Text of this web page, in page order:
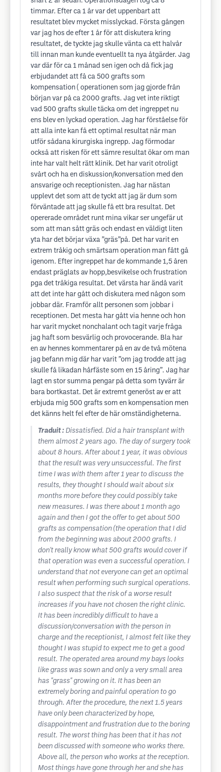
timmar. Efter ca 1 år var det uppenbart att
resultatet blev mycket misslyckad. Första gången
var jag hos de efter 1 år för att diskutera kring
resultatet, de tyckte jag skulle vänta ca ett halvår
till innan man kunde eventuellt ta nya åtgärder. Jag
var där för ca 1 månad sen igen och då fick jag
erbjudandet att få ca 500 grafts som
kompensation ( operationen som jag gjorde från
början var på ca 2000 grafts. Jag vet inte riktigt
vad 500 grafts skulle täcka om det ingreppet nu
ens blev en lyckad operation. Jag har förståelse för
att alla inte kan få ett optimal resultat när man
utför sådana kirurgiska ingrepp. Jag förmodar
också att risken för ett sämre resultat ökar om man
inte har valt helt rätt klinik. Det har varit otroligt
svårt och ha en diskussion/konversation med den
ansvarige och receptionisten. Jag har nästan
upplevt det som att de tyckt att jag är dum som
förväntade att jag skulle få ett bra resultat. Det
opererade området runt mina vikar ser ungefär ut
som att man sått gräs och endast en väldigt liten
yta har det börjar växa ”gräs”på. Det har varit en
extrem tråkig och smärtsam operation man fått gå
igenom. Efter ingreppet har de kommande 1,5 åren
endast präglats av hopp,besvikelse och frustration
pga det tråkiga resultat. Det värsta har ändå varit
att det inte har gått och diskutera med någon som
jobbar där. Framför allt personen som jobbar i
receptionen. Det mesta har gått via henne och hon
har varit mycket nonchalant och tagit varje fråga
jag haft som besvärlig och provocerande. Bla har
en av hennes kommentarer på en av de två mötena
jag befann mig där har varit ”om jag trodde att jag
skulle få likadan hårfäste som en 15 åring”. Jag har
lagt en stor summa pengar på detta som tyvärr är
bara bortkastat. Det är extremt generöst av er att
erbjuda mig 500 grafts som en kompensation men
det känns helt fel efter de här omständigheterna.
Traduit : Dissatisfied. Did a hair transplant with
them almost 2 years ago. The day of surgery took
about 8 hours. After about 1 year, it was obvious
that the result was very unsuccessful. The first
time I was with them after 1 year to discuss the
results, they thought I should wait about six
months more before they could possibly take
new measures. I was there about 1 month ago
again and then I got the offer to get about 500
grafts as compensation (the operation that I did
from the beginning was about 2000 grafts. I
don't really know what 500 grafts would cover if
that operation was even a successful operation. I
understand that not everyone can get an optimal
result when performing such surgical operations.
I also suspect that the risk of a worse result
increases if you have not chosen the right clinic.
It has been incredibly difficult to have a
discussion/conversation with the person in
charge and the receptionist, I almost felt like they
thought I was stupid to expect me to get a good
result. The operated area around my bays looks
like grass was sown and only a very small area
has "grass" growing on it. It has been an
extremely boring and painful operation to go
through. After the procedure, the next 1.5 years
have only been characterized by hope,
disappointment and frustration due to the boring
result. The worst thing has been that it has not
been discussed with someone who works there.
Above all, the person who works at the reception.
Most things have gone through her and she has